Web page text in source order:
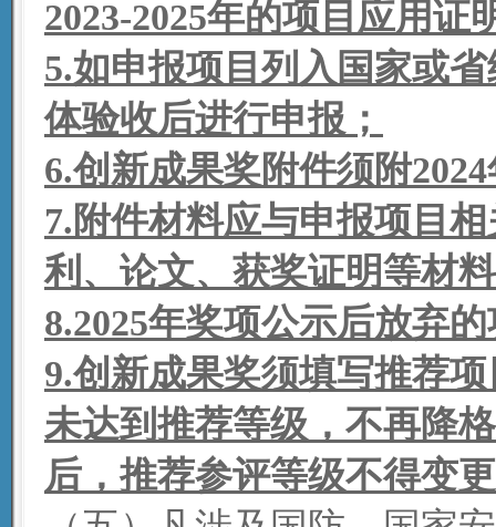
2023-2025年的项目应用证
5.如申报项目列入国家或
体验收后进行申报；
6.创新成果奖附件须附
7.附件材料应与申报项目
利、论文、获奖证明等材
8.2025年奖项公示后放弃
9.创新成果奖须填写推荐
未达到推荐等级，不再降
后，推荐参评等级不得变